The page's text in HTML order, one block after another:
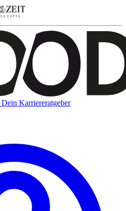
Dein Karriereratgeber